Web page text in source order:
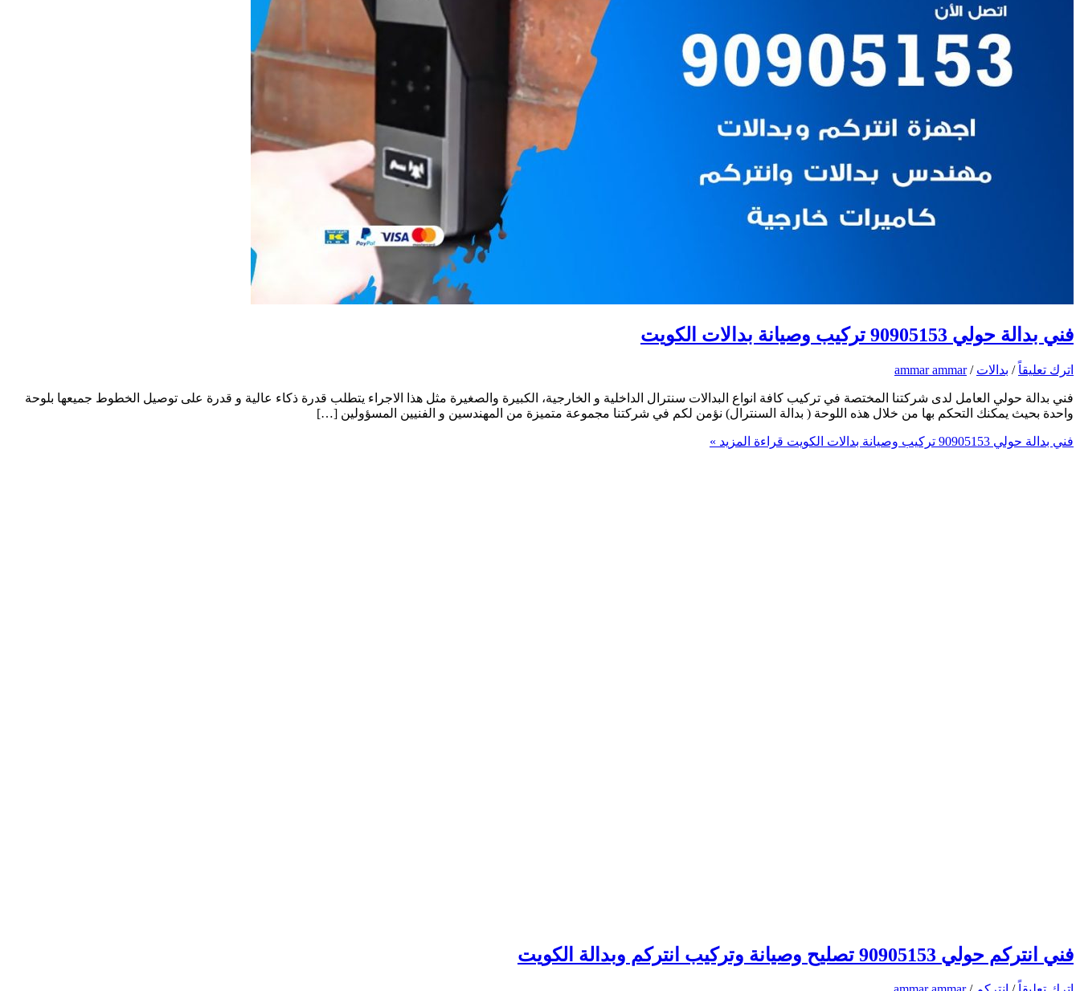
فني بدالة حولي 90905153 تركيب وصيانة بدالات الكويت
اترك تعليقاً / بدالات /
ammar ammar
فني بدالة حولي العامل لدى شركتنا المختصة في تركيب كافة انواع البدالات سنترال الداخلية و الخارجية، الكبيرة والصغيرة مثل هذا الاجراء يتطلب قدرة ذكاء عالية و قدرة على توصيل الخطوط جميعها بلوحة
واحدة بحيث يمكنك التحكم بها من خلال هذه اللوحة ( بدالة السنترال) نؤمن لكم في شركتنا مجموعة متميزة من المهندسين و الفنيين المسؤولين […]
فني بدالة حولي 90905153 تركيب وصيانة بدالات الكويت قراءة المزيد »
فني انتركم حولي 90905153 تصليح وصيانة وتركيب انتركم وبدالة الكويت